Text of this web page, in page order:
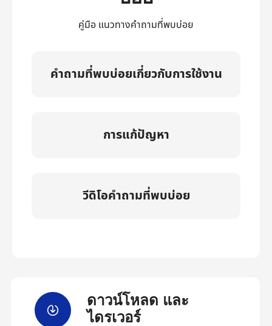
คู่มือ แนวทางคำถามที่พบบ่อย
คำถามที่พบบ่อยเกี่ยวกับการใช้งาน
การแก้ปัญหา
วีดิโอคำถามที่พบบ่อย
ดาวน์โหลด และ
ไดรเวอร์